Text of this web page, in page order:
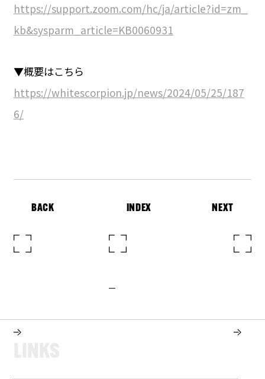
https://support.zoom.com/hc/ja/article?id=zm_
kb&sysparm_article=KB0060931
▼概要はこちら
https://whitescorpion.jp/news/2024/05/25/187
6/
BACK INDEX NEXT